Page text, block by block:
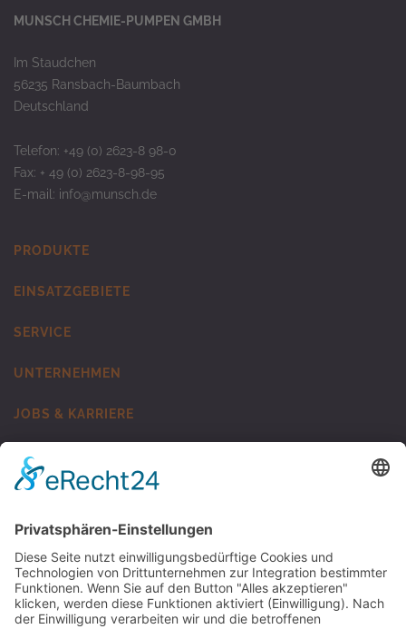
MUNSCH CHEMIE-PUMPEN GMBH
Im Staudchen
56235 Ransbach-Baumbach
Deutschland
Telefon: +49 (0) 2623-8 98-0
Fax: + 49 (0) 2623-8-98-95
E-mail: info@munsch.de
PRODUKTE
EINSATZGEBIETE
SERVICE
UNTERNEHMEN
JOBS & KARRIERE
KONTAKT
MUNSCH Kunststoff-Schweisstechnik